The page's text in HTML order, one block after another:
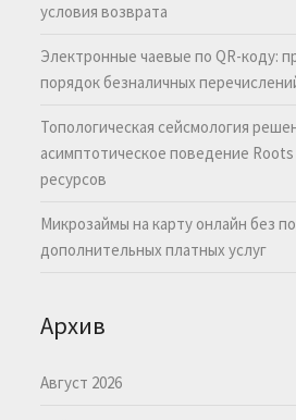
условия возврата
Электронные чаевые по QR-коду:
порядок безналичных
Топологическая сейсмология
асимптотическое поведение
ресурсов
Микрозаймы на карту онлайн без
дополнительных платных услуг
Архив
Август 2026